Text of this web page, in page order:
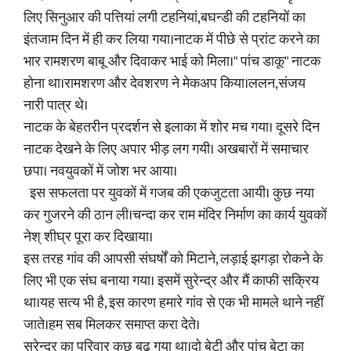
लिए सिनुआर की पत्तियां लगी टहनियां,बघन्डी की टहनियों का
इंतजाम दिन में ही कर लिया गया।नाटक में पीछे से प्रांट करने का
भार रामशरण बाबू और दिवाकर भाई को मिला।" पांच डाकू" नाटक
होना था।रामशरण और देवशरण ने मेकअप किया।ललन,संजय
नारी पात्र थे।
नाटक के बेहतरीन प्रदर्शन से इलाका में शोर मच गया। दूसरे दिन
नाटक देखने के लिए अपार भीड़ लग गयी। अखबारों में समाचार
छपा। नवयुवकों में जोश भर आया।
इस सफलता पर युवकों में गजब की एकजुटता आयी। कुछ नया
कर गुजरने की ठान ली।चन्दा कर राम मंदिर निर्माण का कार्य युवकों
नेश् शीघ्र पूरा कर दिखाया।
इस तरह गांव की आपसी संघर्षों को मिटाने, लड़ाई झगड़ा रोकने के
लिए भी एक संघ बनाया गया। इसमें सुरेन्द्र और मैं काफी सक्रिय
था।यह सत्य भी है, इस कारण हमारे गांव से एक भी मामले थाने नहीं
जाते।हम सब मिलकर समाप्त करा देते।